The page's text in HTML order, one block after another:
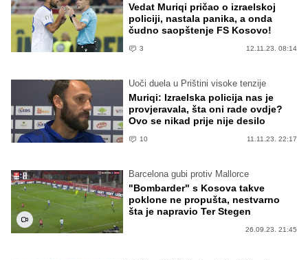
Vedat Muriqi pričao o izraelskoj
policiji, nastala panika, a onda
čudno saopštenje FS Kosovo!
3 12.11.23. 08:14
Uoči duela u Prištini visoke tenzije
Muriqi: Izraelska policija nas je
provjeravala, šta oni rade ovdje?
Ovo se nikad prije nije desilo
10 11.11.23. 22:17
Barcelona gubi protiv Mallorce
"Bombarder" s Kosova takve
poklone ne propušta, nestvarno
šta je napravio Ter Stegen
26.09.23. 21:45